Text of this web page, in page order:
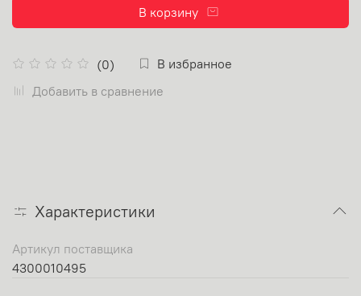
(0)
В избранное
Добавить в сравнение
В корзину
Характеристики
Артикул поставщика
4300010495